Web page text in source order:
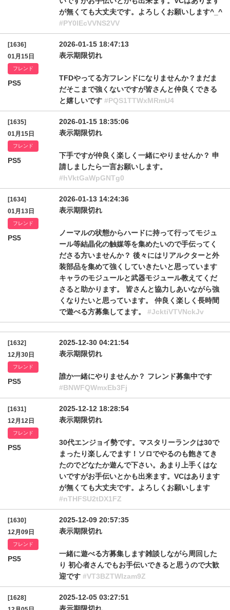
が無くても大丈夫です。よろしくお願いします^_^
#PY0lEcVVNS2VV
[1636]
01月15日
フレンド
PS5
2026-01-15 18:47:13
表示期限切れ
TFDやってる方フレンドになりませんか？まだま
だそこまで強くないですが皆さんと仲良くできる
と嬉しいです #PQS1TTWxMRmU4
[1635]
01月15日
フレンド
PS5
2026-01-15 18:35:06
表示期限切れ
下手ですが仲良く楽しく一緒にやりませんか？ 申
請しましたら一言お願いします。
#hVktGaWpGNTg0
[1634]
01月13日
フレンド
PS5
2026-01-13 14:24:36
表示期限切れ
ノーマルの状態からハードに持って行ってモジュ
ール等結晶化の触媒等を集めたいので手伝ってく
ださる方いませんか？ 後々にはリアルクターと外
装部品を集めて強くしていきたいと思っています
キャラのモジュールと武器モジュール教えてくだ
さると助かります。 皆さんと協力しあいながら強
くなりたいと思っています。 仲良く楽しく長時間
で遊べる方募集してます。 #JcktiVTVNckJv
[1632]
12月30日
フレンド
PS5
2025-12-30 04:21:54
表示期限切れ
誰か一緒にやりませんか？ フレンド募集中です
#BNWFQWmxEb3Fj
[1631]
12月12日
フレンド
PS5
2025-12-12 18:28:54
表示期限切れ
30代エンジョイ勢です。マスタリーランクは30で
まったり楽しんでます！ソロでやるのも飽きてき
たのでどなたか遊んで下さい。あまり上手くはな
いですがお手伝いとかも出来ます。VCはあります
が無くても大丈夫です。よろしくお願いします
#nTHFSU2tDX1FZ
[1630]
12月09日
フレンド
PS5
2025-12-09 20:57:35
表示期限切れ
一緒に遊べる方募集します雑談しながら周回した
り 初心者さんでもお手伝いできると思うので大歓
迎です #VT3BZTWIzam9Z
[1628]
2025-12-05 03:27:51